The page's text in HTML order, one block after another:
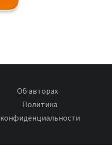
Об авторах
Политика
конфиденциальности